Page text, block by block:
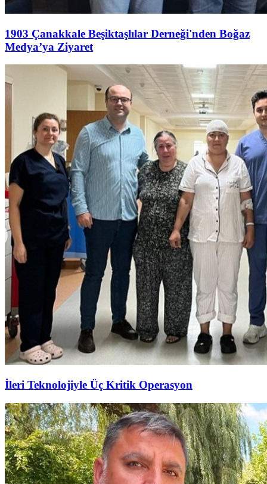
1903 Çanakkale Beşiktaşlılar Derneği'nden Boğaz
Medya’ya Ziyaret
İleri Teknolojiyle Üç Kritik Operasyon